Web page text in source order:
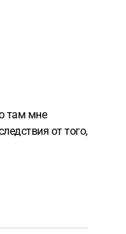
там мне
от того,